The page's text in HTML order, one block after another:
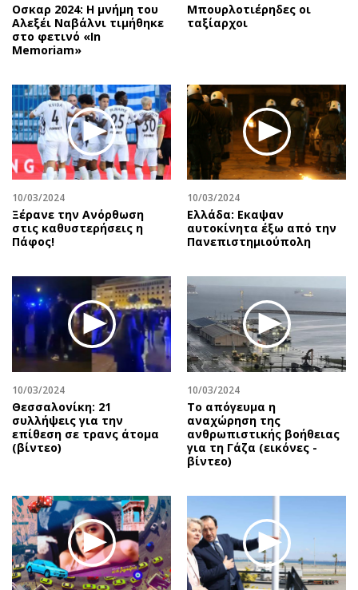
Οσκαρ 2024: Η μνήμη του
Αλεξέι Ναβάλνι τιμήθηκε
στο φετινό «In
Memoriam»
Μπουρλοτιέρηδες οι
ταξίαρχοι
10/03/2024
Ξέρανε την Ανόρθωση
στις καθυστερήσεις η
Πάφος!
10/03/2024
Ελλάδα: Εκαψαν
αυτοκίνητα έξω από την
Πανεπιστημιούπολη
10/03/2024
Θεσσαλονίκη: 21
συλλήψεις για την
επίθεση σε τρανς άτομα
(βίντεο)
10/03/2024
Το απόγευμα η
αναχώρηση της
ανθρωπιστικής βοήθειας
για τη Γάζα (εικόνες -
βίντεο)